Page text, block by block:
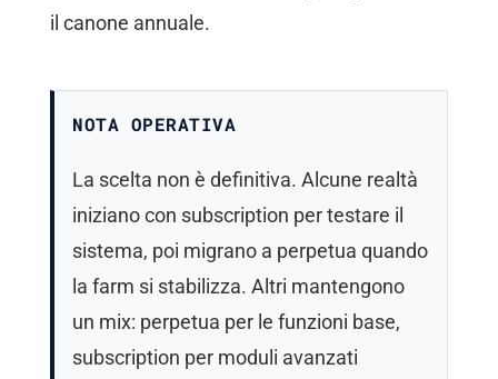
il canone annuale.
NOTA OPERATIVA
La scelta non è definitiva. Alcune realtà
iniziano con subscription per testare il
sistema, poi migrano a perpetua quando
la farm si stabilizza. Altri mantengono
un mix: perpetua per le funzioni base,
subscription per moduli avanzati